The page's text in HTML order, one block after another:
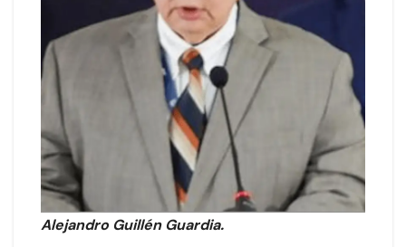
Alejandro Guillén Guardia.